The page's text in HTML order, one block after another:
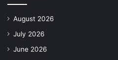
August 2026
July 2026
June 2026